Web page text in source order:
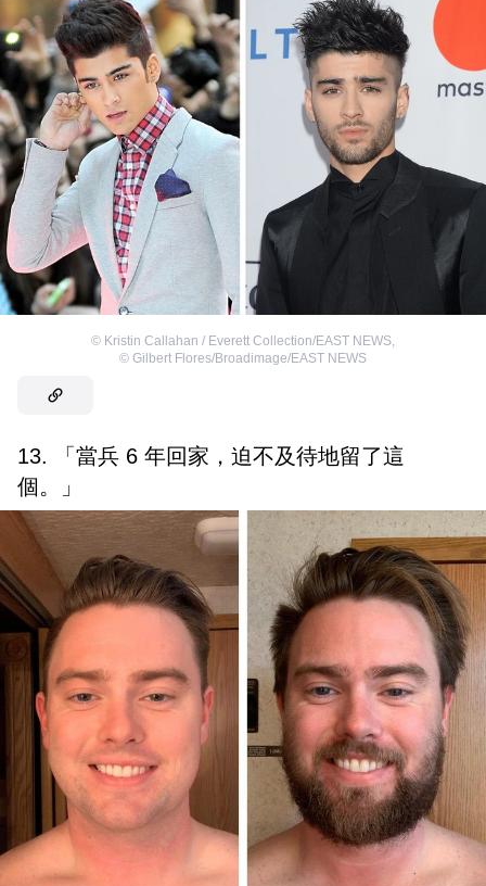
© Kristin Callahan / Everett Collection/EAST NEWS,
© Gilbert Flores/Broadimage/EAST NEWS
13. 「當兵 6 年回家，迫不及待地留了這
個。」